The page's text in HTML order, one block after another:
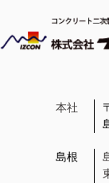
本社
島根